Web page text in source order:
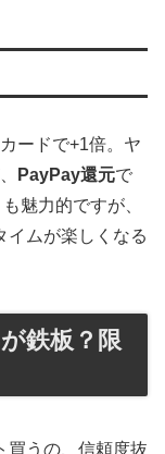
ードで+1倍。ヤ
PayPay還元で
魅力的ですが、
イムが楽しくなる
鉄板？限
買うの、信頼度抜